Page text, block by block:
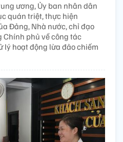
ương, Ủy ban nhân dân
quán triệt, thực hiện
Đảng, Nhà nước, chỉ đạo
Chính phủ về công tác
lý hoạt động lừa đảo chiếm